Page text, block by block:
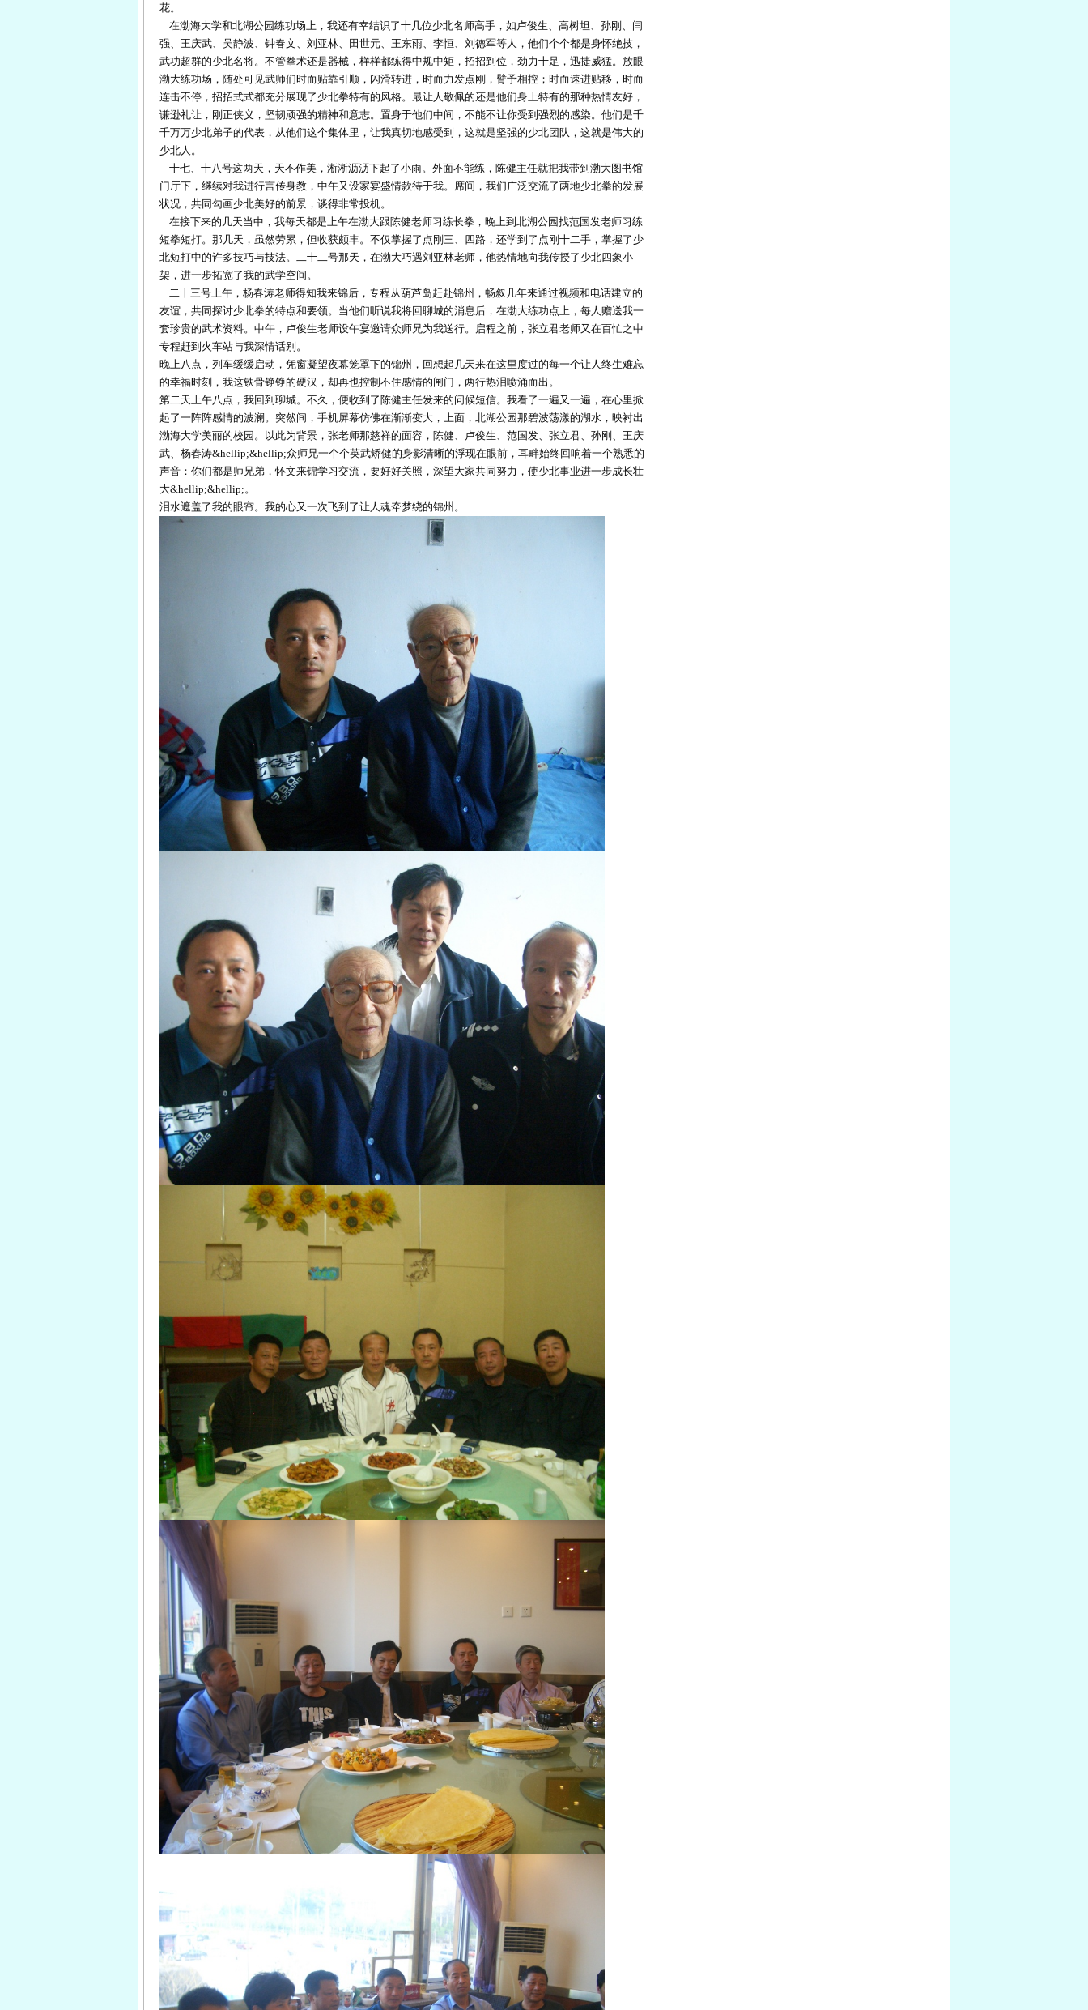
花。
在渤海大学和北湖公园练功场上，我还有幸结识了十几位少北名师高手，如卢俊生、高树坦、孙刚、闫
强、王庆武、吴静波、钟春文、刘亚林、田世元、王东雨、李恒、刘德军等人，他们个个都是身怀绝技，
武功超群的少北名将。不管拳术还是器械，样样都练得中规中矩，招招到位，劲力十足，迅捷威猛。放眼
渤大练功场，随处可见武师们时而贴靠引顺，闪滑转进，时而力发点刚，臂予相控；时而速进贴移，时而
连击不停，招招式式都充分展现了少北拳特有的风格。最让人敬佩的还是他们身上特有的那种热情友好，
谦逊礼让，刚正侠义，坚韧顽强的精神和意志。置身于他们中间，不能不让你受到强烈的感染。他们是千
千万万少北弟子的代表，从他们这个集体里，让我真切地感受到，这就是坚强的少北团队，这就是伟大的
少北人。
十七、十八号这两天，天不作美，淅淅沥沥下起了小雨。外面不能练，陈健主任就把我带到渤大图书馆
门厅下，继续对我进行言传身教，中午又设家宴盛情款待于我。席间，我们广泛交流了两地少北拳的发展
状况，共同勾画少北美好的前景，谈得非常投机。
在接下来的几天当中，我每天都是上午在渤大跟陈健老师习练长拳，晚上到北湖公园找范国发老师习练
短拳短打。那几天，虽然劳累，但收获颇丰。不仅掌握了点刚三、四路，还学到了点刚十二手，掌握了少
北短打中的许多技巧与技法。二十二号那天，在渤大巧遇刘亚林老师，他热情地向我传授了少北四象小
架，进一步拓宽了我的武学空间。
二十三号上午，杨春涛老师得知我来锦后，专程从葫芦岛赶赴锦州，畅叙几年来通过视频和电话建立的
友谊，共同探讨少北拳的特点和要领。当他们听说我将回聊城的消息后，在渤大练功点上，每人赠送我一
套珍贵的武术资料。中午，卢俊生老师设午宴邀请众师兄为我送行。启程之前，张立君老师又在百忙之中
专程赶到火车站与我深情话别。
晚上八点，列车缓缓启动，凭窗凝望夜幕笼罩下的锦州，回想起几天来在这里度过的每一个让人终生难忘
的幸福时刻，我这铁骨铮铮的硬汉，却再也控制不住感情的闸门，两行热泪喷涌而出。
第二天上午八点，我回到聊城。不久，便收到了陈健主任发来的问候短信。我看了一遍又一遍，在心里掀
起了一阵阵感情的波澜。突然间，手机屏幕仿佛在渐渐变大，上面，北湖公园那碧波荡漾的湖水，映衬出
渤海大学美丽的校园。以此为背景，张老师那慈祥的面容，陈健、卢俊生、范国发、张立君、孙刚、王庆
武、杨春涛&hellip;&hellip;众师兄一个个英武矫健的身影清晰的浮现在眼前，耳畔始终回响着一个熟悉的
声音：你们都是师兄弟，怀文来锦学习交流，要好好关照，深望大家共同努力，使少北事业进一步成长壮
大&hellip;&hellip;。
泪水遮盖了我的眼帘。我的心又一次飞到了让人魂牵梦绕的锦州。